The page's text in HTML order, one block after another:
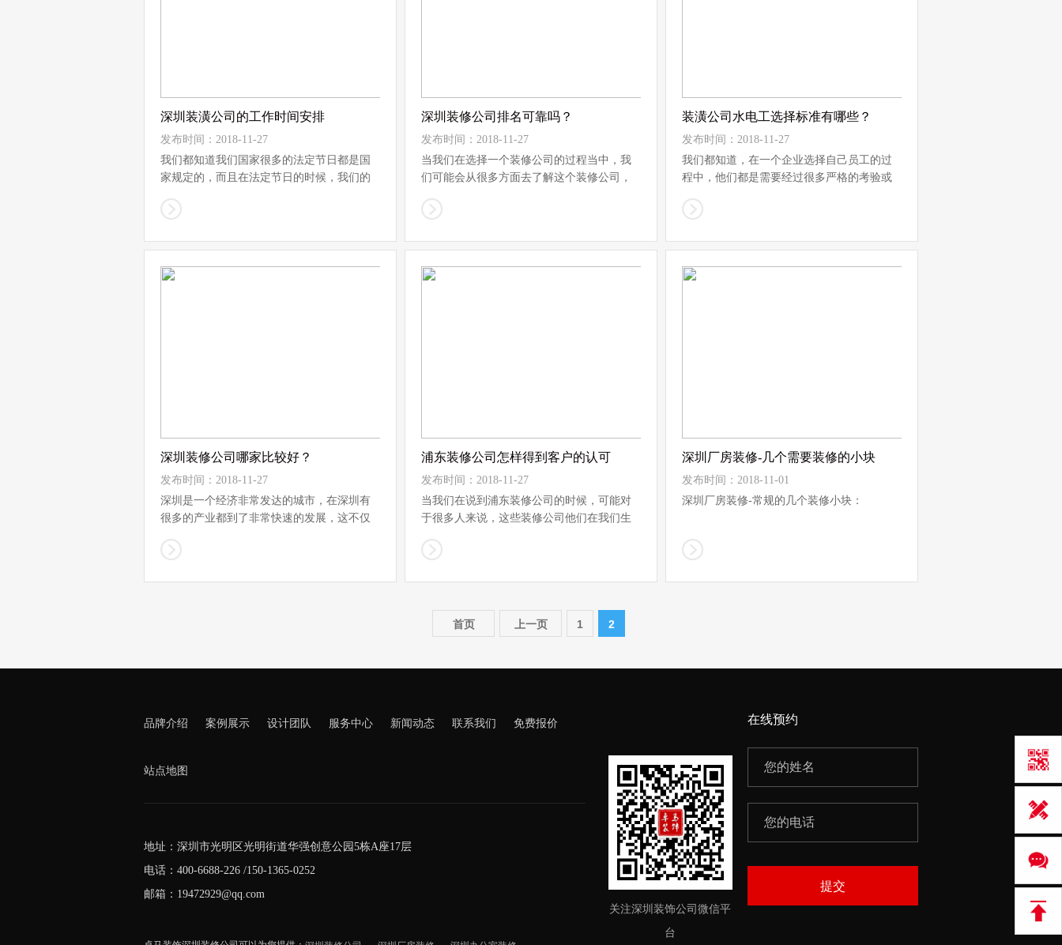
深圳装潢公司的工作时间安排
发布时间：2018-11-27
我们都知道我们国家很多的法定节日都是国
家规定的，而且在法定节日的时候，我们的
深圳装修公司排名可靠吗？
发布时间：2018-11-27
当我们在选择一个装修公司的过程当中，我
们可能会从很多方面去了解这个装修公司，
装潢公司水电工选择标准有哪些？
发布时间：2018-11-27
我们都知道，在一个企业选择自己员工的过
程中，他们都是需要经过很多严格的考验或
深圳装修公司哪家比较好？
发布时间：2018-11-27
深圳是一个经济非常发达的城市，在深圳有
很多的产业都到了非常快速的发展，这不仅
浦东装修公司怎样得到客户的认可
发布时间：2018-11-27
当我们在说到浦东装修公司的时候，可能对
于很多人来说，这些装修公司他们在我们生
深圳厂房装修-几个需要装修的小块
发布时间：2018-11-01
深圳厂房装修-常规的几个装修小块：
首页 上一页 1 2
品牌介绍 案例展示 设计团队 服务中心 新闻动态 联系我们 免费报价
站点地图
地址：深圳市光明区光明街道华强创意公园5栋A座17层
电话：400-6688-226 /150-1365-0252
邮箱：19472929@qq.com
关注深圳装饰公司微信平
台
在线预约
提交